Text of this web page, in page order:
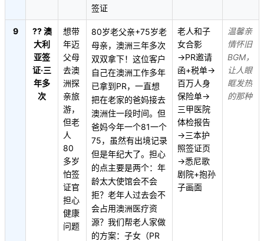
签证
9
?? 澳
大利
亚签
证·三
年多
次
想带
年迈
父母
去澳
洲探
亲旅
游，
但老
人
80
多岁
怕签
证官
担心
健康
问题
80岁老父亲+75岁老
母亲，澳洲三年多次
双双拿下！这位客户
自己在澳洲工作多年
已拿到PR，一直想
把在老家的爸妈接去
澳洲住一段时间。但
爸妈今年一个81一个
75，虽然有出境记录
但是年纪大了。担心
的点主要是两个：年
龄太大使馆会不会
拒？老年人过去会不
会占用澳洲医疗资
源？我们帮老人家做
的方案：子女（PR
老人和子
女合影
→PR邀请
函+税单→
百万人身
保险单→
三甲医院
体检报告
→三本护
照签证页
→悉尼歌
剧院+抱孙
子画面
温馨亲
情怀旧
BGM，
让人眼
眶发热
的那种